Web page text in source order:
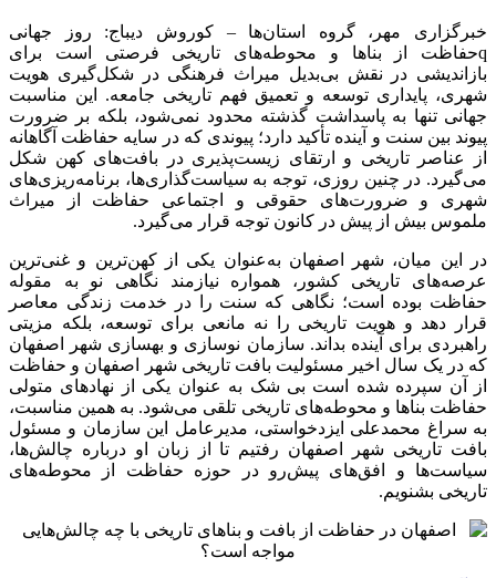
خبرگزاری مهر، گروه استان‌ها – کوروش دیباج: روز جهانی
qحفاظت از بناها و محوطه‌های تاریخی فرصتی است برای
بازاندیشی در نقش بی‌بدیل میراث فرهنگی در شکل‌گیری هویت
شهری، پایداری توسعه و تعمیق فهم تاریخی جامعه. این مناسبت
جهانی تنها به پاسداشت گذشته محدود نمی‌شود، بلکه بر ضرورت
پیوند بین سنت و آینده تأکید دارد؛ پیوندی که در سایه حفاظت آگاهانه
از عناصر تاریخی و ارتقای زیست‌پذیری در بافت‌های کهن شکل
می‌گیرد. در چنین روزی، توجه به سیاست‌گذاری‌ها، برنامه‌ریزی‌های
شهری و ضرورت‌های حقوقی و اجتماعی حفاظت از میراث
ملموس بیش از پیش در کانون توجه قرار می‌گیرد.
در این میان، شهر اصفهان به‌عنوان یکی از کهن‌ترین و غنی‌ترین
عرصه‌های تاریخی کشور، همواره نیازمند نگاهی نو به مقوله
حفاظت بوده است؛ نگاهی که سنت را در خدمت زندگی معاصر
قرار دهد و هویت تاریخی را نه مانعی برای توسعه، بلکه مزیتی
راهبردی برای آینده بداند. سازمان نوسازی و بهسازی شهر اصفهان
که در یک سال اخیر مسئولیت بافت تاریخی شهر اصفهان و حفاظت
از آن سپرده شده است بی شک به عنوان یکی از نهادهای متولی
حفاظت بناها و محوطه‌های تاریخی تلقی می‌شود. به همین مناسبت،
به سراغ محمدعلی
ایزدخواستی، مدیرعامل این سازمان و مسئول
بافت تاریخی شهر اصفهان رفتیم تا از زبان او درباره چالش‌ها،
سیاست‌ها و افق‌های پیش‌رو در حوزه حفاظت از محوطه‌های
تاریخی بشنویم.